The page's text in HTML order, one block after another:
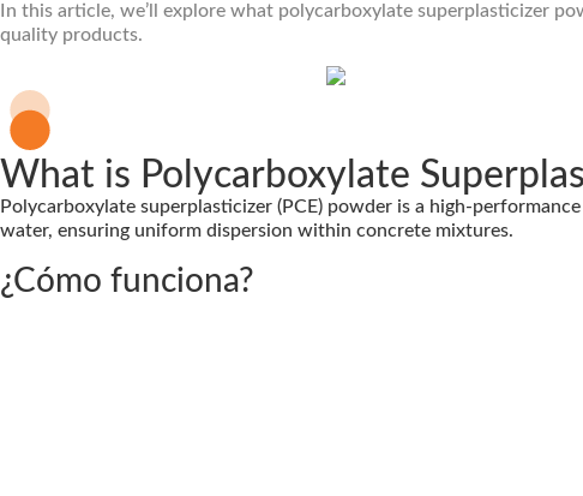
In this article, we’ll explore what polycarboxylate superplasticizer
quality products.
What is Polycarboxylate
Polycarboxylate superplasticizer (PCE) powder is a high-
water, ensuring uniform dispersion within concrete mixtures.
¿Cómo funciona?